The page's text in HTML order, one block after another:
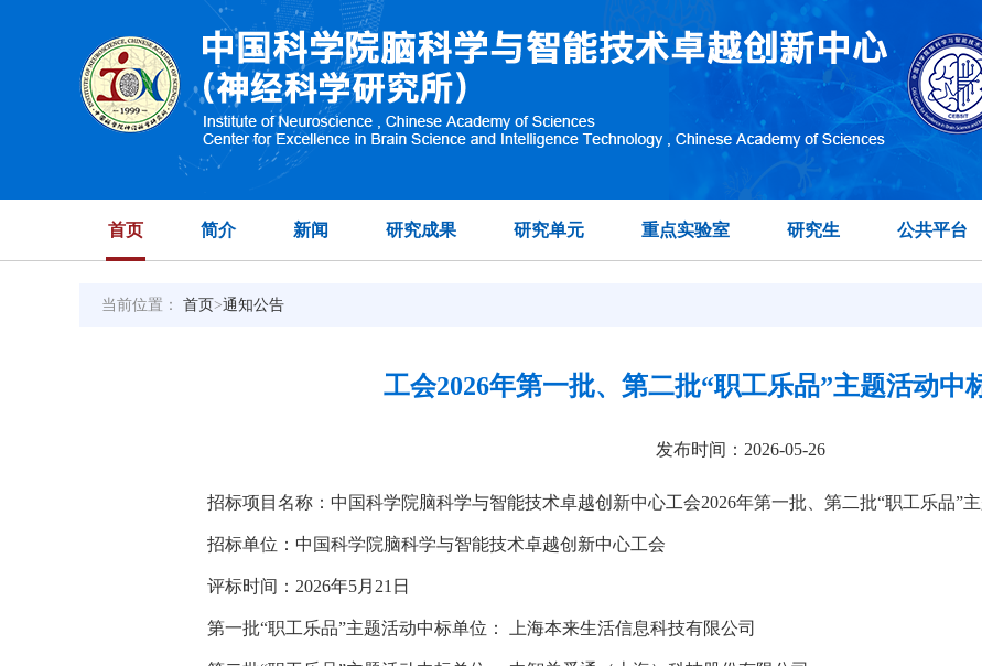
首页 简介 新闻 研究成果 研究单元 重点实验室 研究生 公共平台
当前位置： 首页>通知公告
工会2026年第一批、第二批“职工乐品”主题活动中
发布时间：2026-05-26
招标项目名称：中国科学院脑科学与智能技术卓越创新中心工会2026年第一批、第二批“职工乐品”
招标单位：中国科学院脑科学与智能技术卓越创新中心工会
评标时间：2026年5月21日
第一批“职工乐品”主题活动中标单位： 上海本来生活信息科技有限公司